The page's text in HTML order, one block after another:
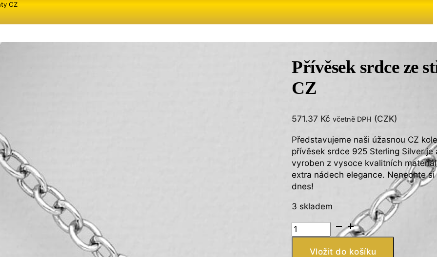
CZ
Přívěsek srdce ze
CZ
571.37 Kč včetně DPH (CZK)
Představujeme naši úžasnou CZ
přívěsek srdce 925 Sterling Silver
vyroben z vysoce kvalitních
extra nádech elegance. Nenechte
dnes!
3 skladem
Přívěsek
srdce
Vložit do košíku